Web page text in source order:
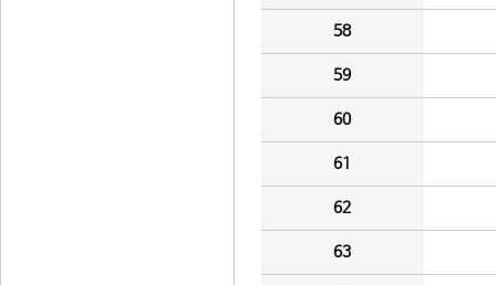
58
59
60
61
62
63